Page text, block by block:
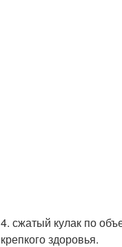
4. сжатый кулак по
крепкого здоровья.